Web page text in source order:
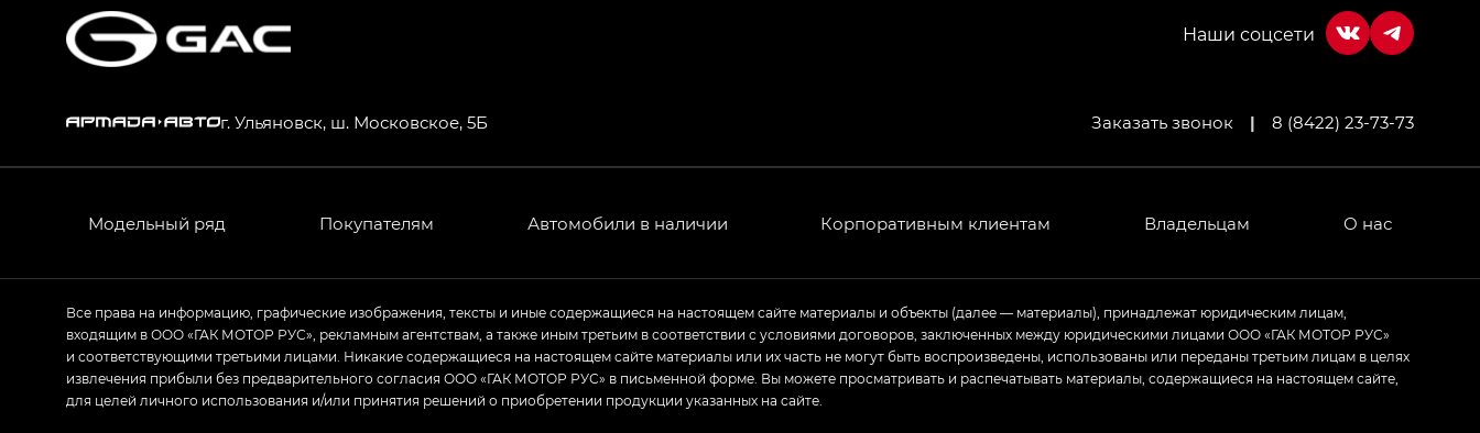
HYPTEC HT — Хайптек Эйч Ти (HYPTEC HT) в комплектации Экс ПРЕМИУМ — EX PREMIUM
GL
GS4 — Джи Эс 4 (GS4) в комплектациях Джи Би Передний привод — GB 2WD, Джи Би Полный привод — GB AWD, Джи Эль Полный привод —
Empow — Эмпау (Empow) в комплектации Джи Эс — GS, Джи Эль с элементы экстерьера в спортивном стиле — GL (S-Style)
г. Ульяновск, ш. Московское, 5Б Заказать звонок | 8 (8422) 23-73-73
Модельный ряд Покупателям Автомобили в наличии Корпоративным клиентам Владельцам О нас
Все права на информацию, графические изображения, тексты и иные содержащиеся на настоящем сайте материалы и объекты (далее — материалы), принадлежат юридическим лицам,
входящим в ООО «ГАК МОТОР РУС», рекламным агентствам, а также иным третьим в соответствии с условиями договоров, заключенных между юридическими лицами ООО «ГАК МОТОР РУС»
и соответствующими третьими лицами. Никакие содержащиеся на настоящем сайте материалы или их часть не могут быть воспроизведены, использованы или переданы третьим лицам в целях
извлечения прибыли без предварительного согласия ООО «ГАК МОТОР РУС» в письменной форме. Вы можете просматривать и распечатывать материалы, содержащиеся на настоящем сайте,
для целей личного использования и/или принятия решений о приобретении продукции указанных на сайте.